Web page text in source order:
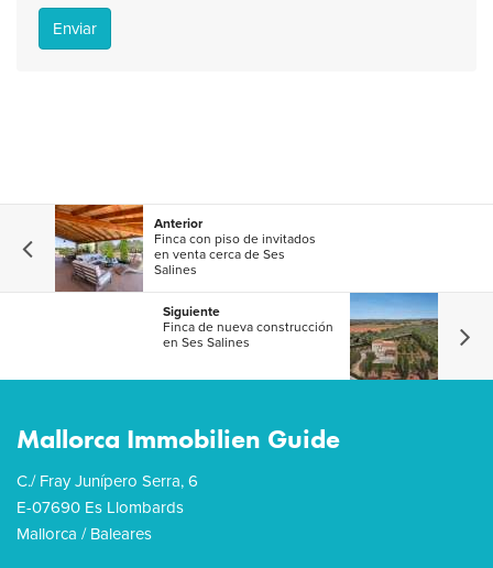
Enviar
Anterior
Finca con piso de invitados
en venta cerca de Ses
Salines
Siguiente
Finca de nueva construcción
en Ses Salines
Mallorca Immobilien Guide
C./ Fray Junípero Serra, 6
E-07690 Es Llombards
Mallorca / Baleares